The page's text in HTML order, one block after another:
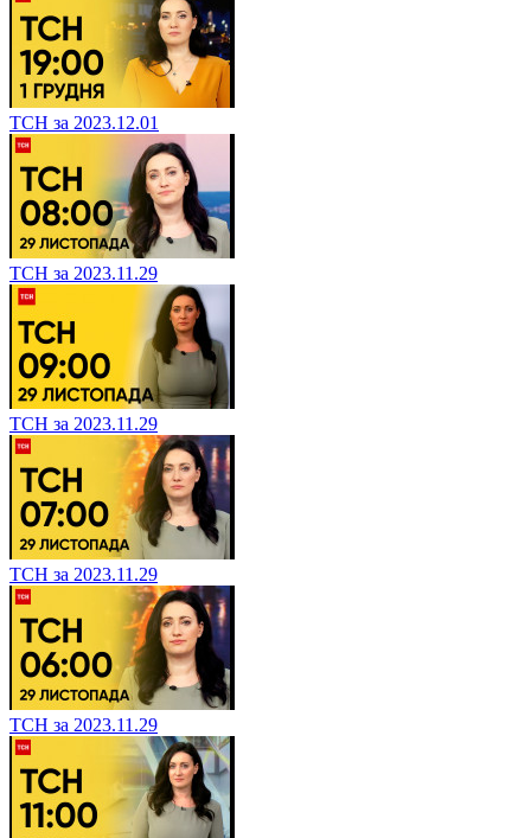
ТСН за 2023.12.01
ТСН за 2023.11.29
ТСН за 2023.11.29
ТСН за 2023.11.29
ТСН за 2023.11.29